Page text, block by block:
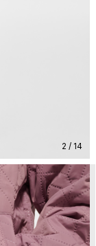
2 / 14